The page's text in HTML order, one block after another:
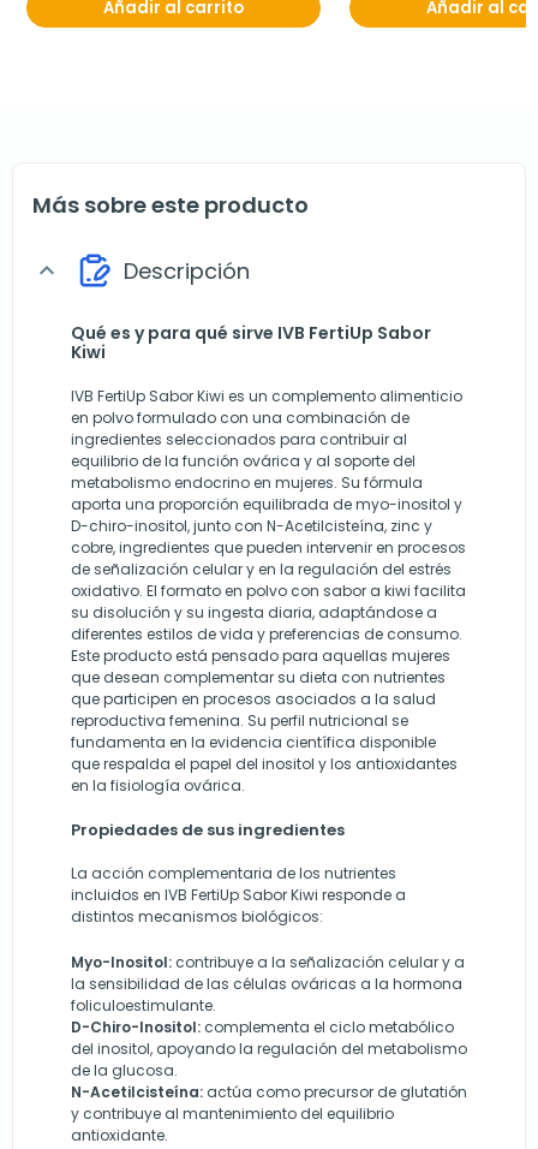
Añadir al carrito Añadir al
Más sobre este producto
expand_more Descripción
Qué es y para qué sirve IVB FertiUp Sabor
Kiwi
IVB FertiUp Sabor Kiwi es un complemento alimenticio
en polvo formulado con una combinación de
ingredientes seleccionados para contribuir al
equilibrio de la función ovárica y al soporte del
metabolismo endocrino en mujeres. Su fórmula
aporta una proporción equilibrada de myo-inositol y
D-chiro-inositol, junto con N-Acetilcisteína, zinc y
cobre, ingredientes que pueden intervenir en procesos
de señalización celular y en la regulación del estrés
oxidativo. El formato en polvo con sabor a kiwi facilita
su disolución y su ingesta diaria, adaptándose a
diferentes estilos de vida y preferencias de consumo.
Este producto está pensado para aquellas mujeres
que desean complementar su dieta con nutrientes
que participen en procesos asociados a la salud
reproductiva femenina. Su perfil nutricional se
fundamenta en la evidencia científica disponible
que respalda el papel del inositol y los antioxidantes
en la fisiología ovárica.
Propiedades de sus ingredientes
La acción complementaria de los nutrientes
incluidos en IVB FertiUp Sabor Kiwi responde a
distintos mecanismos biológicos:
Myo-Inositol: contribuye a la señalización celular y a
la sensibilidad de las células ováricas a la hormona
foliculoestimulante.
D-Chiro-Inositol: complementa el ciclo metabólico
del inositol, apoyando la regulación del metabolismo
de la glucosa.
N-Acetilcisteína: actúa como precursor de glutatión
y contribuye al mantenimiento del equilibrio
antioxidante.